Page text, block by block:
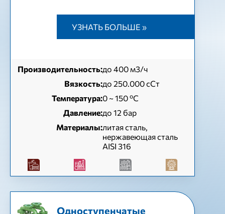
УЗНАТЬ БОЛЬШЕ »
Производительность:до 400 м3/ч
Вязкость:до 250.000 сСт
Температура:0 ~ 150 ºC
Давление:до 12 бар
Материалы:литая сталь,
нержавеющая сталь
AISI 316
Одноступенчатые